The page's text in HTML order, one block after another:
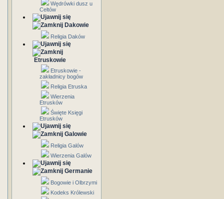
Wędrówki dusz u
Celtów
Dakowie
Religia Daków
Etruskowie
Etruskowie -
zakładnicy bogów
Religia Etruska
Wierzenia
Etrusków
Święte Księgi
Etrusków
Galowie
Religia Galów
Wierzenia Galów
Germanie
Bogowie i Olbrzymi
Kodeks Królewski